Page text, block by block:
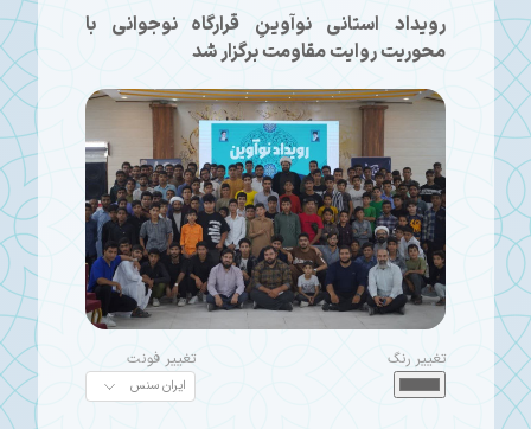
رویداد استانی نوآوینِ قرارگاه نوجوانی با
محوریت روایت مقاومت برگزار شد
تغییر رنگ تغییر فونت